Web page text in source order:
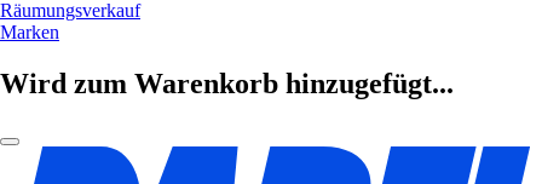
Räumungsverkauf
Marken
Wird zum Warenkorb hinzugefügt...